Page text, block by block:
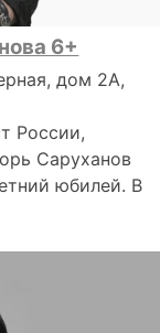
6+
дом 2А,
России,
Саруханов
юбилей. В